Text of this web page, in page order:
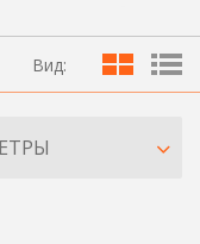
Вид: